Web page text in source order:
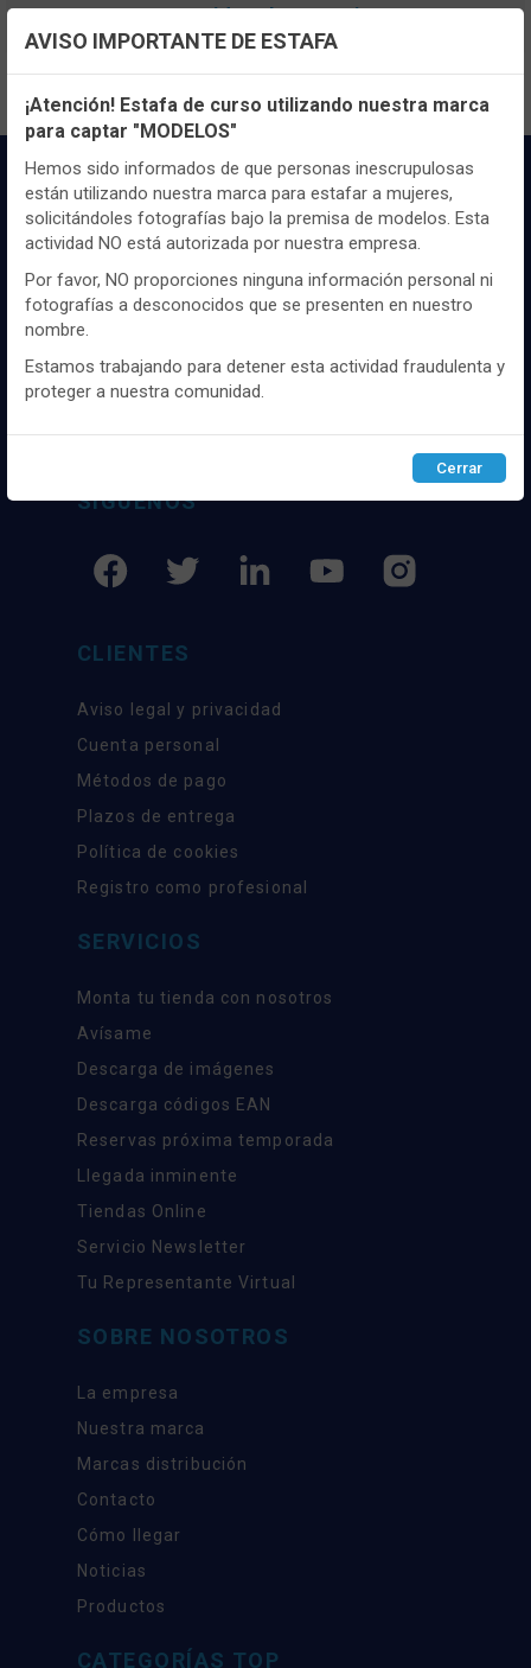
contenido y los precios.
Distribuidor y mayorista textil de las mejores
mercado, marcas tanto nacionales como
internacionales. Más de 25 años de
SÍGUENOS
CLIENTES
Aviso legal y privacidad
Cuenta personal
Métodos de pago
Plazos de entrega
Política de cookies
Registro como profesional
SERVICIOS
Monta tu tienda con nosotros
Avísame
Descarga de imágenes
Descarga códigos EAN
Reservas próxima temporada
Llegada inminente
Tiendas Online
Servicio Newsletter
Tu Representante Virtual
SOBRE NOSOTROS
La empresa
Nuestra marca
Marcas distribución
Contacto
Cómo llegar
Noticias
Productos
CATEGORÍAS TOP
Configuración de cookies
Utilizamos cookies propias y de terceros, de sesión o
persistentes, para hacer funcionar de manera segura nuestra
página web y personalizar su contenido.
Igualmente, utilizamos cookies para medir y obtener datos de
la navegación que realizas y para ajustar el contenido a tus
gustos y preferencias.
Puedesconfigurary aceptar el uso de cookies a tu gusto.
Para obtener más información visita nuestra
cookies .
Configurar Rechazar ACEPTAR
AVISO IMPORTANTE DE ESTAFA
¡Atención! Estafa de curso utilizando nuestra marca
para captar "MODELOS"
Hemos sido informados de que personas inescrupulosas
están utilizando nuestra marca para estafar a mujeres,
solicitándoles fotografías bajo la premisa de modelos. Esta
actividad NO está autorizada por nuestra empresa.
Por favor, NO proporciones ninguna información personal ni
fotografías a desconocidos que se presenten en nuestro
nombre.
Estamos trabajando para detener esta actividad fraudulenta y
proteger a nuestra comunidad.
Cerrar